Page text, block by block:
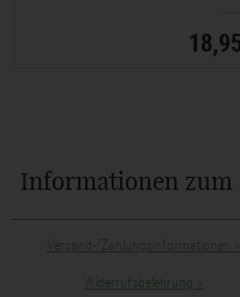
Informationen zum
Versand-/Zahlungsinformationen
Widerrufsbelehrung